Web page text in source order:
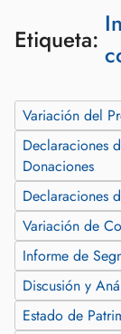
Etiqueta:
Variación del
Declaraciones
Donaciones
Declaraciones
Variación de
Informe de
Discusión y
Estado de